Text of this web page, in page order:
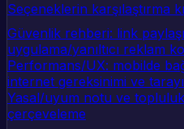
Seçeneklerin karşılaştırma
Güvenlik rehberi: link
uygulama/yanıltıcı reklam
Performans/UX: mobilde
internet gereksinimi ve
Yasal/uyum notu ve
çerçeveleme